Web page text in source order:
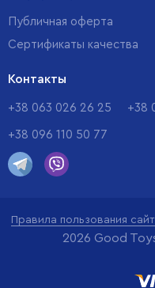
Публичная оферта
Сертификаты качества
Контакты
+38 063 026 26 25 +38
+38 096 110 50 77
Правила пользования
2026 Good